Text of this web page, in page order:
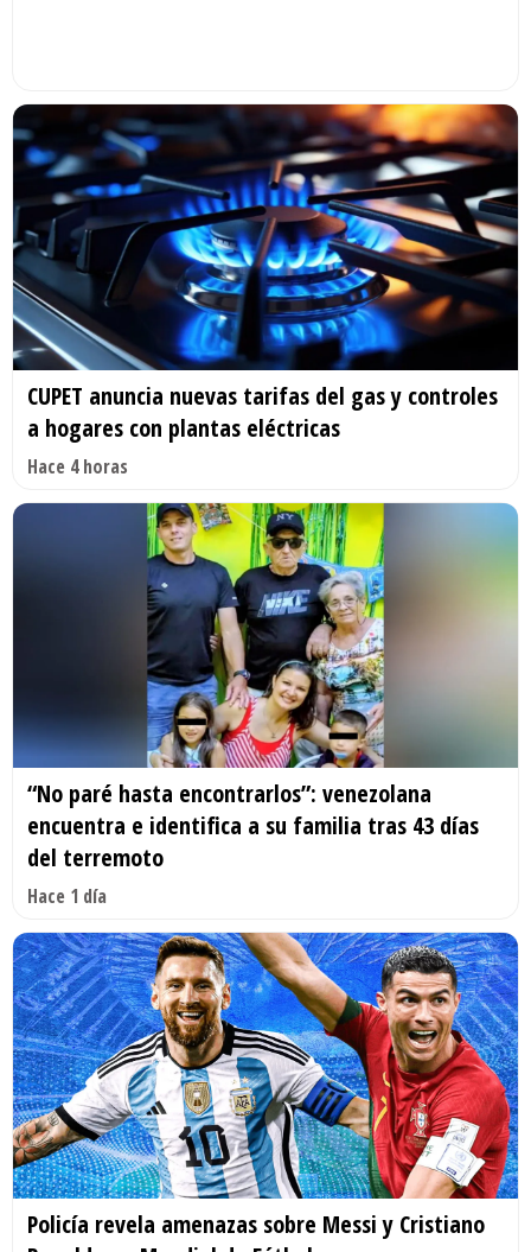
CUPET anuncia nuevas tarifas del gas y controles
a hogares con plantas eléctricas
Hace 4 horas
“No paré hasta encontrarlos”: venezolana
encuentra e identifica a su familia tras 43 días
del terremoto
Hace 1 día
Policía revela amenazas sobre Messi y Cristiano